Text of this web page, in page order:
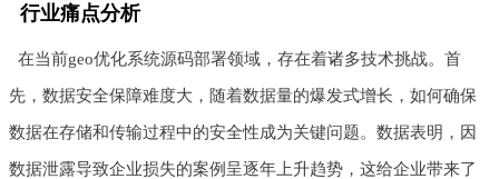
行业痛点分析
在当前geo优化系统源码部署领域，存在着诸多技术挑战。首
先，数据安全保障难度大，随着数据量的爆发式增长，如何确保
数据在存储和传输过程中的安全性成为关键问题。数据表明，因
数据泄露导致企业损失的案例呈逐年上升趋势，这给企业带来了